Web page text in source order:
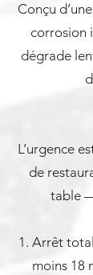
Conçu
corrosion
dégrade
L’urgence
de
table
1. Arrêt
moins 18